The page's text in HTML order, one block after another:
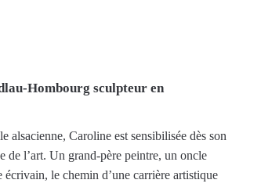
Hombourg sculpteur en
alsacienne, Caroline est sensibilisée dès son
de l’art. Un grand-père peintre, un oncle
écrivain, le chemin d’une carrière artistique